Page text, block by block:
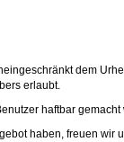
dem
erlaubt.
haftbar gemacht
haben, freuen wir